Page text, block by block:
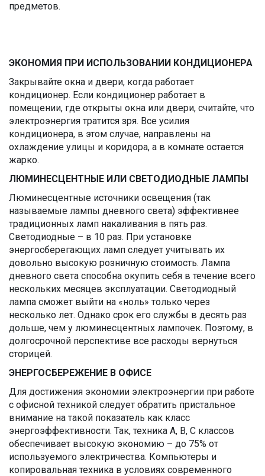
предметов.
ЭКОНОМИЯ ПРИ ИСПОЛЬЗОВАНИИ КОНДИЦИОНЕРА
Закрывайте окна и двери, когда работает
кондиционер. Если кондиционер работает в
помещении, где открыты окна или двери, считайте, что
электроэнергия тратится зря. Все усилия
кондиционера, в этом случае, направлены на
охлаждение улицы и коридора, а в комнате остается
жарко.
ЛЮМИНЕСЦЕНТНЫЕ ИЛИ СВЕТОДИОДНЫЕ ЛАМПЫ
Люминесцентные источники освещения (так
называемые лампы дневного света) эффективнее
традиционных ламп накаливания в пять раз.
Светодиодные – в 10 раз. При установке
энергосберегающих ламп следует учитывать их
довольно высокую розничную стоимость. Лампа
дневного света способна окупить себя в течение всего
нескольких месяцев эксплуатации. Светодиодный
лампа сможет выйти на «ноль» только через
несколько лет. Однако срок его службы в десять раз
дольше, чем у люминесцентных лампочек. Поэтому, в
долгосрочной перспективе все расходы вернуться
сторицей.
ЭНЕРГОСБЕРЕЖЕНИЕ В ОФИСЕ
Для достижения экономии электроэнергии при работе
с офисной техникой следует обратить пристальное
внимание на такой показатель как класс
энергоэффективности. Так, техника А, В, С классов
обеспечивает высокую экономию – до 75% от
используемого электричества. Компьютеры и
копировальная техника в условиях современного